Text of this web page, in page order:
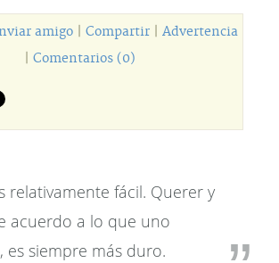
amigo| Compartir| Advertencia
Comentarios (0)
relativamente fácil. Querer y
acuerdo a lo que uno
es siempre más duro.